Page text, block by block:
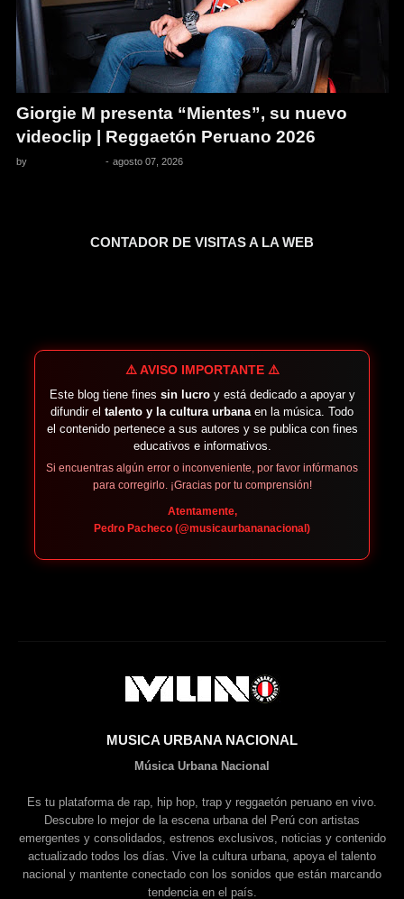
Giorgie M presenta “Mientes”, su nuevo
videoclip | Reggaetón Peruano 2026
by - agosto 07, 2026
CONTADOR DE VISITAS A LA WEB
⚠️ AVISO IMPORTANTE ⚠️
Este blog tiene fines sin lucroy está dedicado a apoyar y
difundir el talento y la cultura urbanaen la música. Todo
el contenido pertenece a sus autores y se publica con fines
educativos e informativos.
Si encuentras algún error o inconveniente, por favor infórmanos
para corregirlo. ¡Gracias por tu comprensión!
Atentamente,
Pedro Pacheco (@musicaurbananacional)
MUSICA URBANA NACIONAL
Música Urbana Nacional
Es tu plataforma de rap, hip hop, trap y reggaetón peruano en vivo.
Descubre lo mejor de la escena urbana del Perú con artistas
emergentes y consolidados, estrenos exclusivos, noticias y contenido
actualizado todos los días. Vive la cultura urbana, apoya el talento
nacional y mantente conectado con los sonidos que están marcando
tendencia en el país.